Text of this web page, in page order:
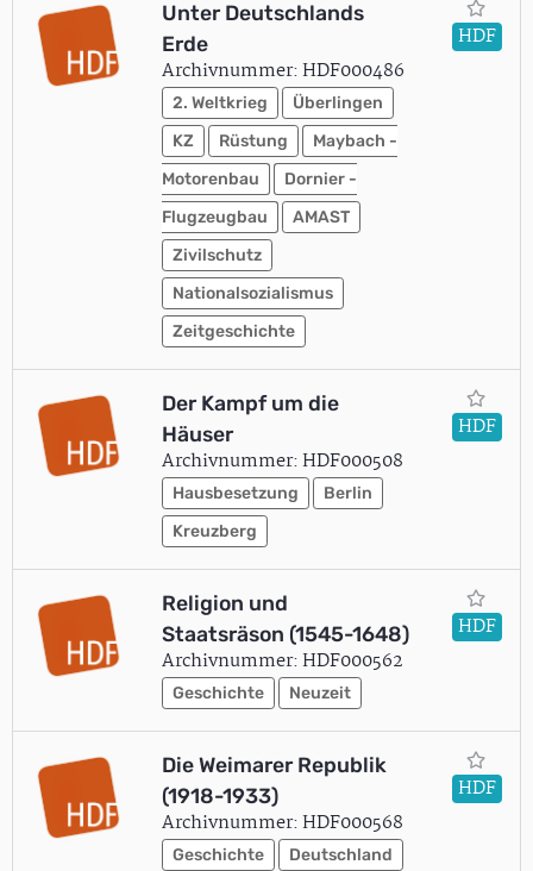
Unter Deutschlands
Erde
Archivnummer: HDF000486
2. Weltkrieg
Überlingen
KZ
Rüstung
Maybach -
Motorenbau
Dornier -
Flugzeugbau
AMAST
Zivilschutz
Nationalsozialismus
Zeitgeschichte
HDF
Der Kampf um die
Häuser
Archivnummer: HDF000508
Hausbesetzung
Berlin
Kreuzberg
HDF
Religion und
Staatsräson (1545-1648)
Archivnummer: HDF000562
Geschichte Neuzeit
HDF
Die Weimarer Republik
(1918-1933)
Archivnummer: HDF000568
Geschichte Deutschland
HDF